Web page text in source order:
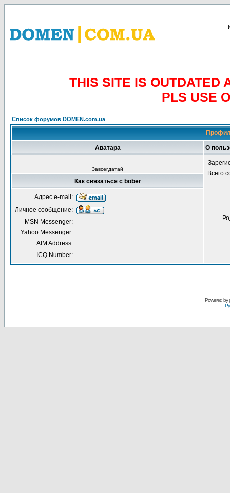
THIS SITE IS OUTDATED
PLS USE
Список форумов DOMEN.com.ua
Аватара О
Завсегдатай
Всего
Как связаться с bober
Адрес e-mail:
Личное сообщение:
MSN Messenger:
Yahoo Messenger:
AIM Address:
ICQ Number:
Powered by